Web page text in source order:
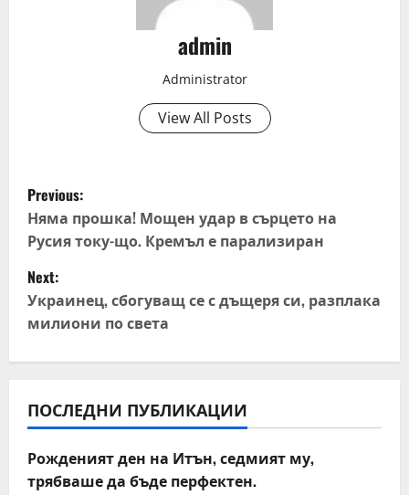
admin
Administrator
View All Posts
P
o
s
t
n
v
i
Previous:
Няма прошка! Мощен удар в сърцето на
Русия току-що. Кремъл е парализиран
Next:
Украинец, сбогуващ се с дъщеря си, разплака
милиони по света
ПОСЛЕДНИ ПУБЛИКАЦИИ
Рожденият ден на Итън, седмият му,
трябваше да бъде перфектен.